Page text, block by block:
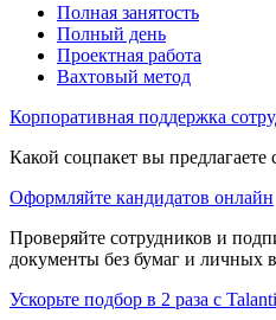
Полная занятость
Полный день
Проектная работа
Вахтовый метод
Корпоративная поддержка
Какой соцпакет вы
Оформляйте кандидатов онлайн
Проверяйте сотрудников и
документы без бумаг и личных
Ускорьте подбор в 2 раза с